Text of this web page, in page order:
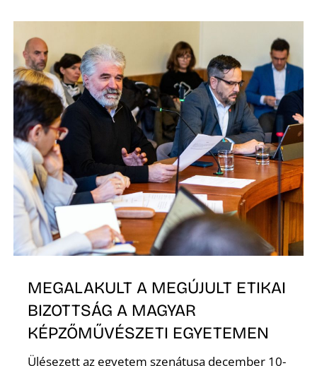
MEGALAKULT A MEGÚJULT ETIKAI
BIZOTTSÁG A MAGYAR
KÉPZŐMŰVÉSZETI EGYETEMEN
Ülésezett az egyetem szenátusa december 10-